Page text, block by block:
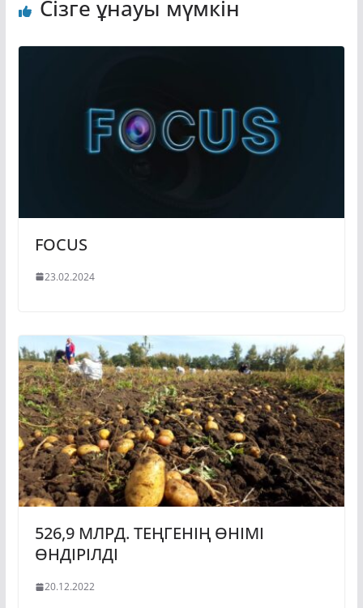
Сізге ұнауы мүмкін
FOCUS
23.02.2024
526,9 МЛРД. ТЕҢГЕНІҢ ӨНІМІ
ӨНДІРІЛДІ
20.12.2022